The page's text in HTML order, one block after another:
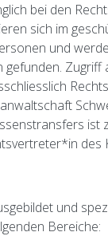
bei den
sich im
und
Zugriff
ist
des
und
Bereiche: